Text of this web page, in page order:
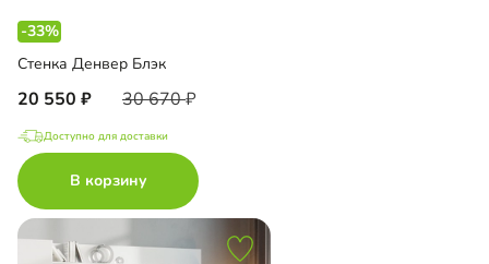
-33%
Стенка Денвер Блэк
20 550 30 670
Доступно для доставки
В корзину